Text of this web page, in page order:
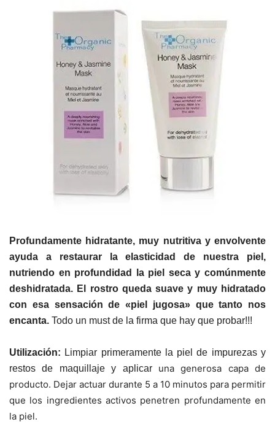
Profundamente hidratante, muy nutritiva y envolvente
ayuda a restaurar la elasticidad de nuestra piel,
nutriendo en profundidad la piel seca y comúnmente
deshidratada. El rostro queda suave y muy hidratado
con esa sensación de «piel jugosa» que tanto nos
encanta. Todo un must de la firma que hay que probar!!!
Utilización: Limpiar primeramente la piel de impurezas y
restos de maquillaje y aplicar una generosa capa de
producto. Dejar actuar durante 5 a 10 minutos para permitir
que los ingredientes activos penetren profundamente en
la piel.